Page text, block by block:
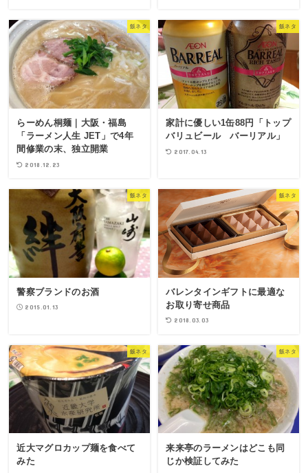
飯ネタ
らーめん桐麺｜大阪・福島
「ラーメン人生 JET」で4年
間修業の末、独立開業
2018.12.23
飯ネタ
家計に優しい1缶88円「トップ
バリュビール バーリアル」
2017.04.13
飯ネタ
警察ブランドのお酒
2015.01.13
飯ネタ
バレンタインギフトに最適な
お取り寄せ商品
2018.03.03
飯ネタ
近大マグロカップ麺を食べて
みた
飯ネタ
来来亭のラーメンはどこも同
じか検証してみた